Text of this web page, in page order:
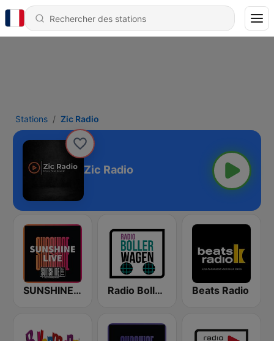
Stations Zic Radio
Zic Radio
SUNSHINE LIVE Radio Bollerwagen Beats Radio